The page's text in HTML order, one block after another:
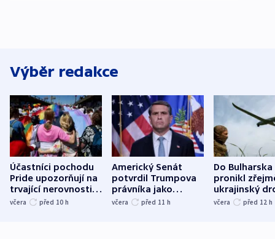
Výběr redakce
Účastníci pochodu
Pride upozorňují na
trvající nerovnosti i
společenskou
včera před 10 h
Americký Senát
potvrdil Trumpova
právníka jako
ministra
včera před 11 h
Do Bulharska
pronikl
ukrajinský
explodoval
včera před 12 h